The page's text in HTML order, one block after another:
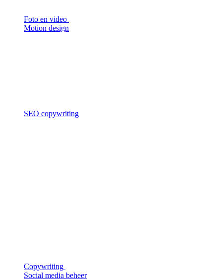
Foto en video
Motion design
SEO copywriting
Copywriting
Social media beheer